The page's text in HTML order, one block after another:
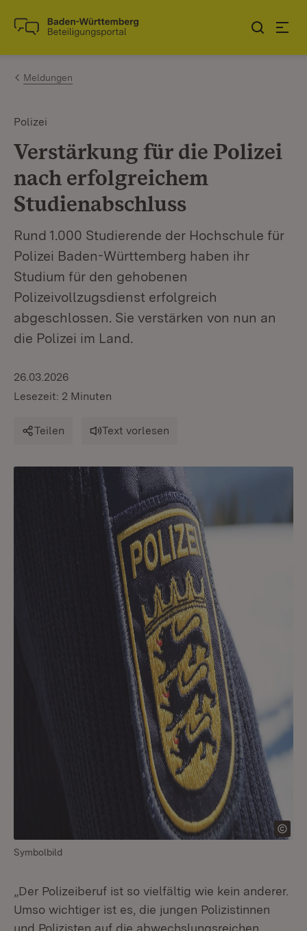
Zum Inhalt springen
Link zur Startseite
Meldungen
Polizei
Verstärkung für die Polizei
nach erfolgreichem
Studienabschluss
Rund 1.000 Studierende der Hochschule für
Polizei Baden-Württemberg haben ihr
Studium für den gehobenen
Polizeivollzugsdienst erfolgreich
abgeschlossen. Sie verstärken von nun an
die Polizei im Land.
26.03.2026
Lesezeit: 2 Minuten
Teilen Text vorlesen
Symbolbild
„Der Polizeiberuf ist so vielfältig wie kein anderer.
Umso wichtiger ist es, die jungen Polizistinnen
und Polizisten auf die abwechslungsreichen